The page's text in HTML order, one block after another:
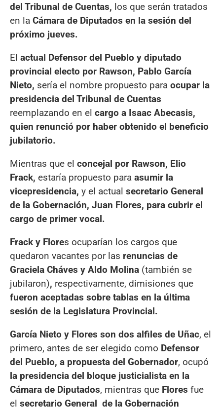
del Tribunal de Cuentas, los que serán tratados
en la Cámara de Diputados en la sesión del
próximo jueves.
El actual Defensor del Pueblo y diputado
provincial electo por Rawson, Pablo García
Nieto, sería el nombre propuesto para ocupar la
presidencia del Tribunal de Cuentas
reemplazando en el cargo a Isaac Abecasis,
quien renunció por haber obtenido el beneficio
jubilatorio.
Mientras que el concejal por Rawson, Elio
Frack, estaría propuesto para asumir la
vicepresidencia, y el actual secretario General
de la Gobernación, Juan Flores, para cubrir el
cargo de primer vocal.
Frack y Flores ocuparían los cargos que
quedaron vacantes por las renuncias de
Graciela Cháves y Aldo Molina (también se
jubilaron), respectivamente, dimisiones que
fueron aceptadas sobre tablas en la última
sesión de la Legislatura Provincial.
García Nieto y Flores son dos alfiles de Uñac, el
primero, antes de ser elegido como Defensor
del Pueblo, a propuesta del Gobernador, ocupó
la presidencia del bloque justicialista en la
Cámara de Diputados, mientras que Flores fue
el secretario General de la Gobernación